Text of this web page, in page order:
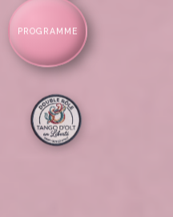
PROGRAMME